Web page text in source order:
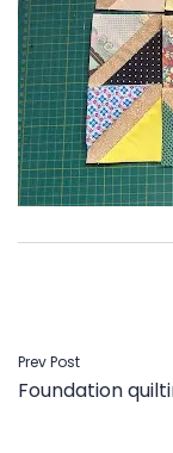
Navegação
de
Prev Post
Foundation